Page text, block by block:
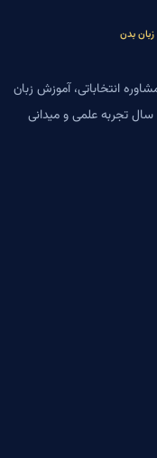
زبان بدن
انتخاباتی، آموزش زبان
بدن، فنون مذاکره و برندسازی شخصی با بیش از ۳۰ سال تجربه علمی و میدانی